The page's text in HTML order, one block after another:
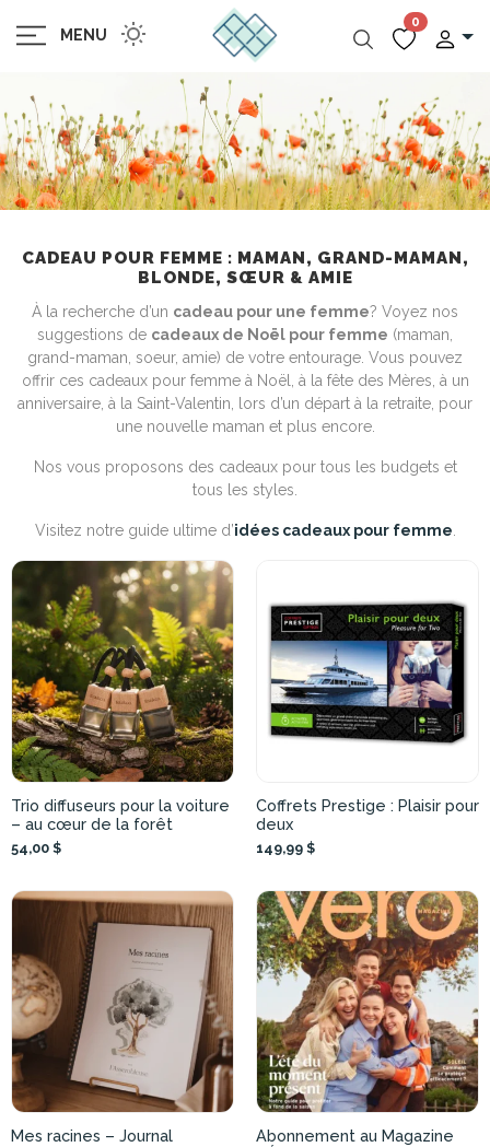
MENU
0
CADEAU POUR FEMME : MAMAN, GRAND-MAMAN,
BLONDE, SŒUR & AMIE
À la recherche d’un cadeau pour une femme? Voyez nos
suggestions de cadeaux de Noël pour femme (maman,
grand-maman, soeur, amie) de votre entourage. Vous pouvez
offrir ces cadeaux pour femme à Noël, à la fête des Mères, à un
anniversaire, à la Saint-Valentin, lors d’un départ à la retraite, pour
une nouvelle maman et plus encore.
Nos vous proposons des cadeaux pour tous les budgets et
tous les styles.
Visitez notre guide ultime d’idées cadeaux pour femme
Trio diffuseurs pour la voiture
– au cœur de la forêt
54,00 $
Coffrets Prestige : Plaisir pour
deux
149,99 $
Mes racines – Journal
Abonnement au Magazine